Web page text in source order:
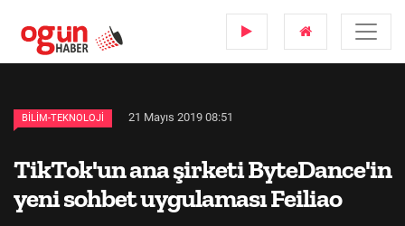
BILIM-TEKNOLOJI 21 Mayıs 2019 08:51
TikTok'un ana şirketi ByteDance'in
yeni sohbet uygulaması Feiliao